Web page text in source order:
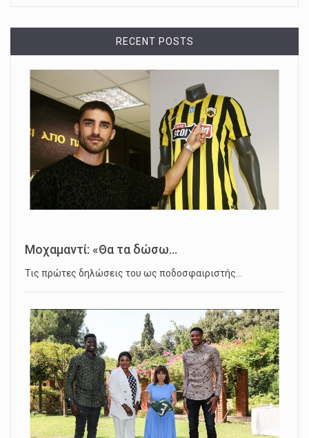
RECENT POSTS
Μοχαμαντί: «Θα τα δώσω...
Τις πρώτες δηλώσεις του ως ποδοσφαιριστής…